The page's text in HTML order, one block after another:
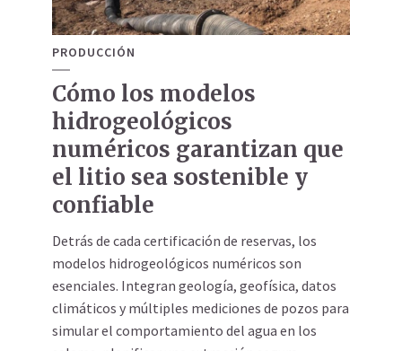
PRODUCCIÓN
Cómo los modelos
hidrogeológicos
numéricos garantizan que
el litio sea sostenible y
confiable
Detrás de cada certificación de reservas, los
modelos hidrogeológicos numéricos son
esenciales. Integran geología, geofísica, datos
climáticos y múltiples mediciones de pozos para
simular el comportamiento del agua en los